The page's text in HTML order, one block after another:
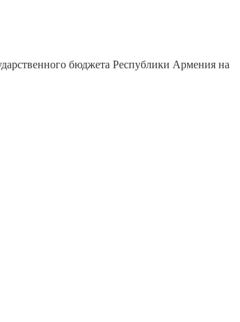
бюджета Республики Армения на